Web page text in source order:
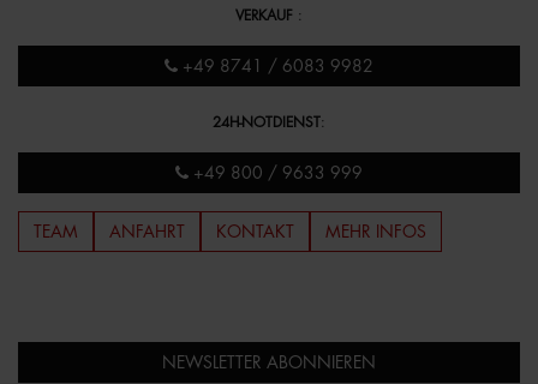
VERKAUF :
+49 8741 / 6083 9982
24H-NOTDIENST:
+49 800 / 9633 999
TEAM ANFAHRT KONTAKT MEHR INFOS
NEWSLETTER ABONNIEREN